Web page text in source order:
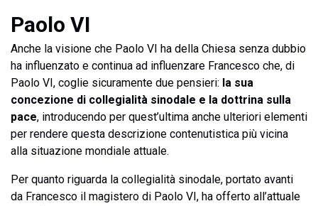
Paolo VI
Anche la visione che Paolo VI ha della Chiesa senza dubbio
ha influenzato e continua ad influenzare Francesco che, di
Paolo VI, coglie sicuramente due pensieri: la sua
concezione di collegialità sinodale e la dottrina sulla
pace, introducendo per quest’ultima anche ulteriori elementi
per rendere questa descrizione contenutistica più vicina
alla situazione mondiale attuale.
Per quanto riguarda la collegialità sinodale, portato avanti
da Francesco il magistero di Paolo VI, ha offerto all’attuale